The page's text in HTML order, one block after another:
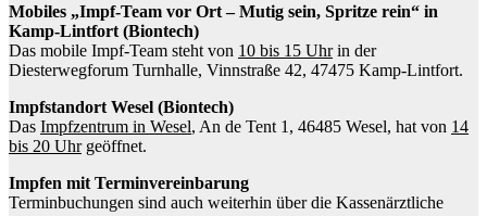
Mobiles „Impf-Team vor Ort – Mutig sein, Spritze rein“ in
Kamp-Lintfort (Biontech)
Das mobile Impf-Team steht von 10 bis 15 Uhrin der
Diesterwegforum Turnhalle, Vinnstraße 42, 47475 Kamp-Lintfort.
Impfstandort Wesel (Biontech)
Das Impfzentrum in Wesel, An de Tent 1, 46485 Wesel, hat von 14
bis 20 Uhrgeöffnet.
Impfen mit Terminvereinbarung
Terminbuchungen sind auch weiterhin über die Kassenärztliche